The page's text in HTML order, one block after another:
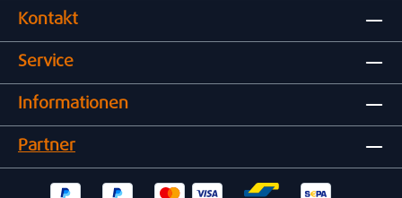
Kontakt
Service
Informationen
Partner